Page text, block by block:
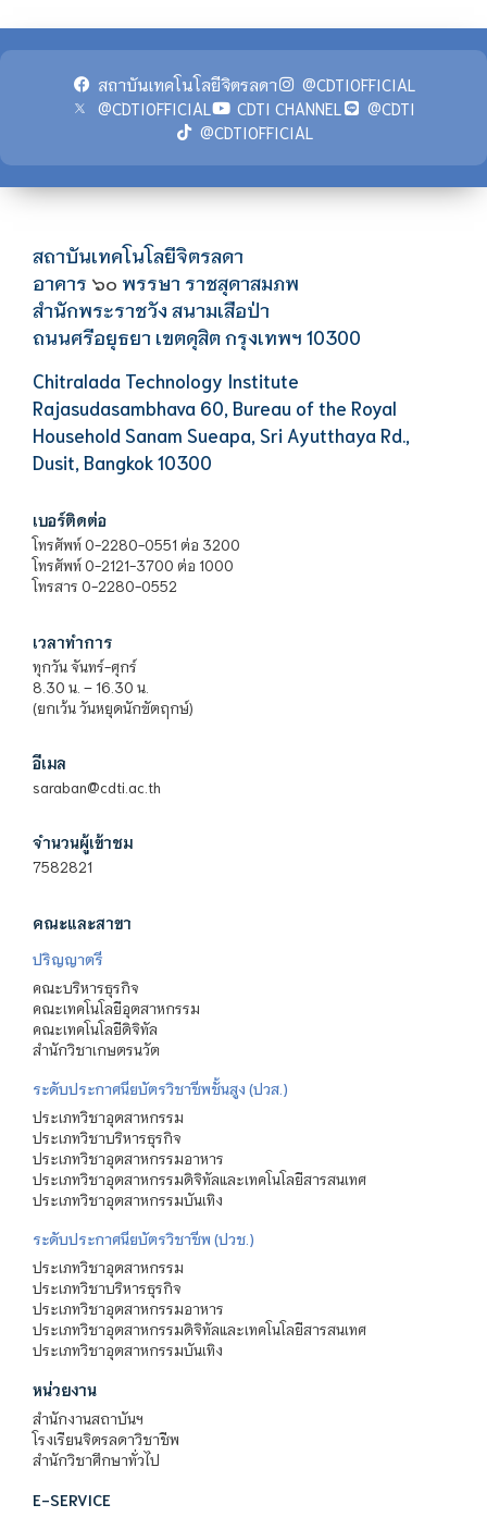
สถาบันเทคโนโลยีจิตรลดา
@CDTIOFFICIAL
@CDTIOFFICIAL
CDTI CHANNEL
@CDTI
@CDTIOFFICIAL
สถาบันเทคโนโลยีจิตรลดา
อาคาร ๖๐ พรรษา ราชสุดาสมภพ
สำนักพระราชวัง สนามเสือป่า
ถนนศรีอยุธยา เขตดุสิต กรุงเทพฯ 10300
Chitralada Technology Institute
Rajasudasambhava 60, Bureau of the Royal
Household Sanam Sueapa, Sri Ayutthaya Rd.,
Dusit, Bangkok 10300
เบอร์ติดต่อ
โทรศัพท์ 0-2280-0551 ต่อ 3200
โทรศัพท์ 0-2121-3700 ต่อ 1000
โทรสาร 0-2280-0552
เวลาทำการ
ทุกวัน จันทร์-ศุกร์
8.30 น. – 16.30 น.
(ยกเว้น วันหยุดนักขัตฤกษ์)
อีเมล
saraban@cdti.ac.th
จำนวนผู้เข้าชม
7582821
คณะและสาขา
ปริญญาตรี
คณะบริหารธุรกิจ
คณะเทคโนโลยีอุตสาหกรรม
คณะเทคโนโลยีดิจิทัล
สำนักวิชาเกษตรนวัต
ระดับประกาศนียบัตรวิชาชีพชั้นสูง (ปวส.)
ประเภทวิชาอุตสาหกรรม
ประเภทวิชาบริหารธุรกิจ
ประเภทวิชาอุตสาหกรรมอาหาร
ประเภทวิชาอุตสาหกรรมดิจิทัลและเทคโนโลยีสารสนเทศ
ประเภทวิชาอุตสาหกรรมบันเทิง
ระดับประกาศนียบัตรวิชาชีพ (ปวช.)
ประเภทวิชาอุตสาหกรรม
ประเภทวิชาบริหารธุรกิจ
ประเภทวิชาอุตสาหกรรมอาหาร
ประเภทวิชาอุตสาหกรรมดิจิทัลและเทคโนโลยีสารสนเทศ
ประเภทวิชาอุตสาหกรรมบันเทิง
หน่วยงาน
สำนักงานสถาบันฯ
โรงเรียนจิตรลดาวิชาชีพ
สำนักวิชาศึกษาทั่วไป
E-SERVICE